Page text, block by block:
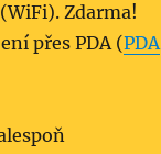
Zdarma!
přes PDA (PDA